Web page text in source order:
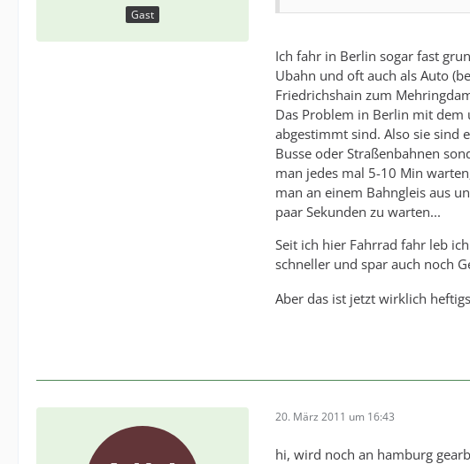
Gast
Ich fahr in Berlin sogar fast
Ubahn und oft auch als Auto
Friedrichshain zum
Das Problem in Berlin mit dem
abgestimmt sind. Also sie sind
Busse oder Straßenbahnen
man jedes mal 5-10 Min
man an einem Bahngleis aus
paar Sekunden zu warten...
Seit ich hier Fahrrad fahr leb
schneller und spar auch noch
Aber das ist jetzt wirklich
20. März 2011 um 16:43
hi, wird noch an hamburg